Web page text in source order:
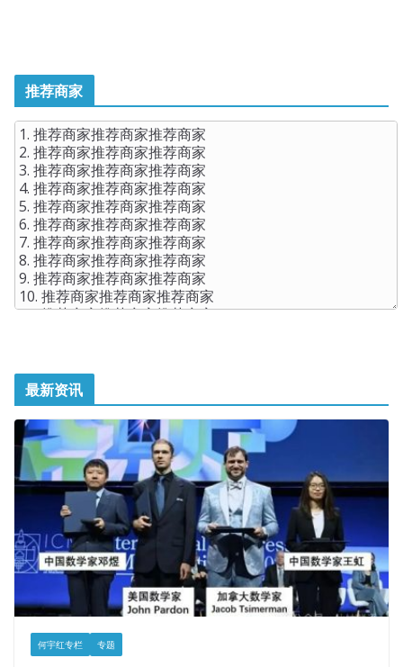
推荐商家
最新资讯
何宇红专栏 专题